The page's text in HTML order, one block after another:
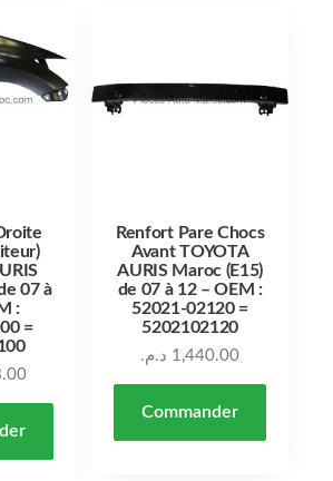
07 à
:
=
Renfort Pare Chocs
Avant TOYOTA
AURIS Maroc (E15)
de 07 à 12 – OEM :
52021-02120 =
5202102120
1,440.00 د.م.
Commander